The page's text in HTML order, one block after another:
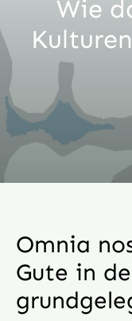
AktionWie
Omnia
Gute in